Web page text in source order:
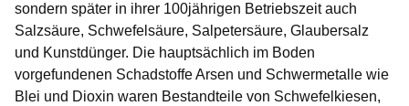
sondern später in ihrer 100jährigen Betriebszeit auch
Salzsäure, Schwefelsäure, Salpetersäure, Glaubersalz
und Kunstdünger. Die hauptsächlich im Boden
vorgefundenen Schadstoffe Arsen und Schwermetalle wie
Blei und Dioxin waren Bestandteile von Schwefelkiesen,